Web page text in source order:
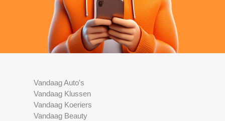
Vandaag Auto's
Vandaag Klussen
Vandaag Koeriers
Vandaag Beauty